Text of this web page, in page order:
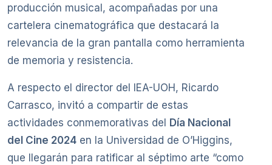
producción musical, acompañadas por una
cartelera cinematográfica que destacará la
relevancia de la gran pantalla como herramienta
de memoria y resistencia.
A respecto el director del IEA-UOH, Ricardo
Carrasco, invitó a compartir de estas
actividades conmemorativas del
Día Nacional
del Cine 2024 en la Universidad de O’Higgins,
que llegarán para ratificar al séptimo arte “como